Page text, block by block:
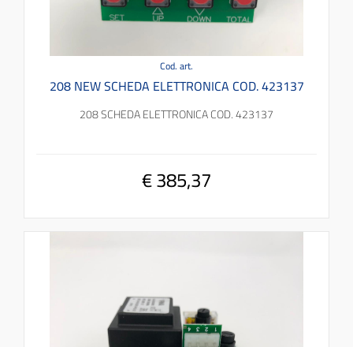
Cod. art.
208 NEW SCHEDA ELETTRONICA COD. 423137
208 SCHEDA ELETTRONICA COD. 423137
€ 385,37